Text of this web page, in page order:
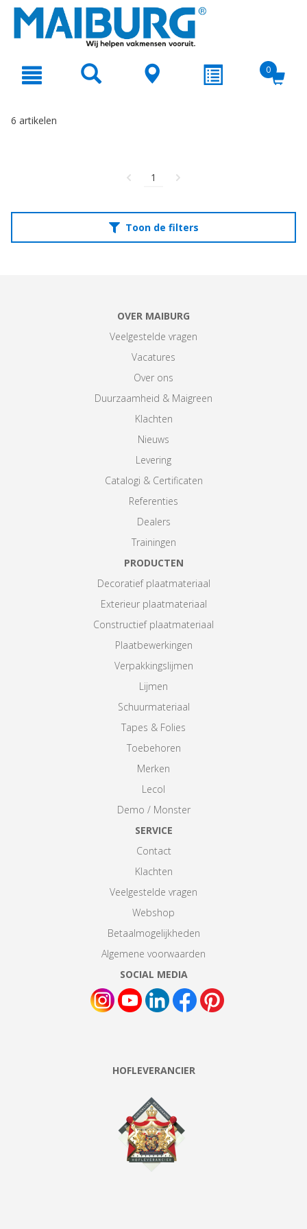
text.skipToNavigation
0
6 artikelen
1
Toon de filters
OVER MAIBURG
Veelgestelde vragen
Vacatures
Over ons
Duurzaamheid & Maigreen
Klachten
Nieuws
Levering
Catalogi & Certificaten
Referenties
Dealers
Trainingen
PRODUCTEN
Decoratief plaatmateriaal
Exterieur plaatmateriaal
Constructief plaatmateriaal
Plaatbewerkingen
Verpakkingslijmen
Lijmen
Schuurmateriaal
Tapes & Folies
Toebehoren
Merken
Lecol
Demo / Monster
SERVICE
Contact
Klachten
Veelgestelde vragen
Webshop
Betaalmogelijkheden
Algemene voorwaarden
SOCIAL MEDIA
HOFLEVERANCIER